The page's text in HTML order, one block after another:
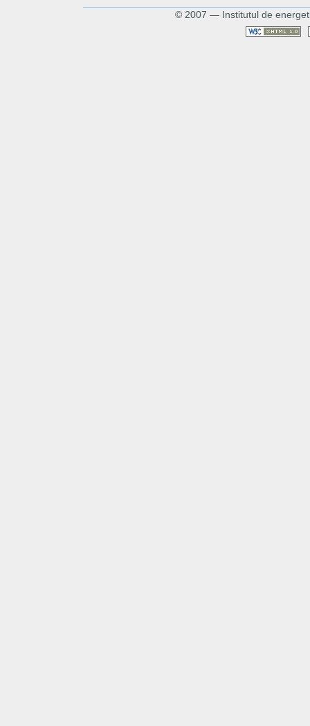
© 2007 — Institutul de